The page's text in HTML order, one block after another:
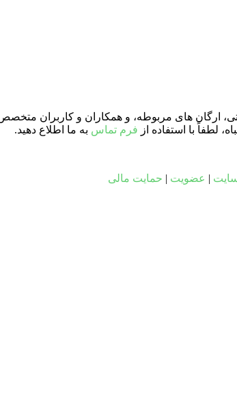
ارگان های مربوطه، و همکاران و کاربران
لطفاً با استفاده از فرم تماس به ما اطلاع دهید.
| عضویت | حمایت مالی